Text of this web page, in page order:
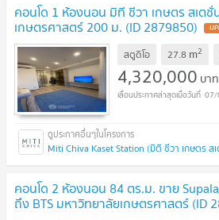
คอนโด 1 ห้องนอน มิที ชีวา เกษตร สเตชั่
เกษตรศาสตร์ 200 ม. (ID 2879850)
สตูดิโอ 27.8 m2
4,320,000 บาท
07/
Miti Chiva Kaset Station (มิติ ชีวา เกษตร ส
คอนโด 2 ห้องนอน 84 ตร.ม. ขาย
ถึง BTS มหาวิทยาลัยเกษตรศาสตร์ (ID